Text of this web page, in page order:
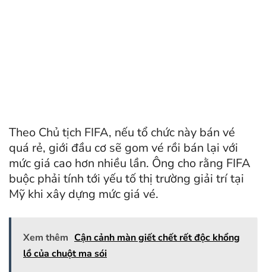
Theo Chủ tịch FIFA, nếu tổ chức này bán vé
quá rẻ, giới đầu cơ sẽ gom vé rồi bán lại với
mức giá cao hơn nhiều lần. Ông cho rằng FIFA
buộc phải tính tới yếu tố thị trường giải trí tại
Mỹ khi xây dựng mức giá vé.
Xem thêm Cận cảnh màn giết chết rết độc khổng
lồ của chuột ma sói